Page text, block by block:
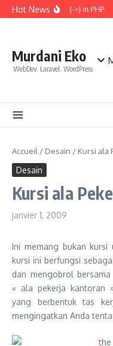
Aller au contenu
Hot News
the Arrow Operator (->) in PHP
Murdani Eko
WebDev. Laravel. WordPress
Accueil / Desain / Kursi ala
Desain
Kursi ala
janvier 1, 2009
Ini memang bukan
kursi ini berfungsi
dan mengobrol
« ala pekerja kantoran
yang berbentuk tas
mengingatkan Anda